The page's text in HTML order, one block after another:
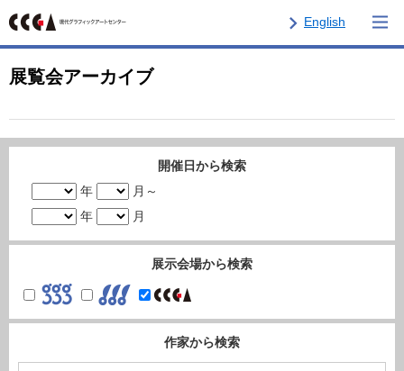
English
展覧会アーカイブ
開催日から検索
年
月～
年
月
展示会場から検索
作家から検索